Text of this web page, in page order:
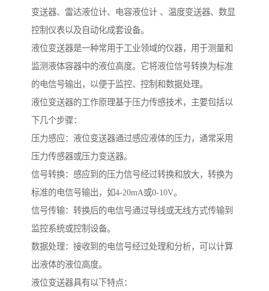
变送器、雷达液位计、电容液位计 、温度变送器、数显
控制仪表以及自动化成套设备。
液位变送器是一种常用于工业领域的仪器，用于测量和
监测液体容器中的液位高度。它将液位信号转换为标准
的电信号输出，以便于监控、控制和数据处理。
液位变送器的工作原理基于压力传感技术，主要包括以
下几个步骤：
压力感应：液位变送器通过感应液体的压力，通常采用
压力传感器或压力变送器。
信号转换：感应到的压力信号经过转换和放大，转换为
标准的电信号输出，如4-20mA或0-10V。
信号传输：转换后的电信号通过导线或无线方式传输到
监控系统或控制设备。
数据处理：接收到的电信号经过处理和分析，可以计算
出液体的液位高度。
液位变送器具有以下特点：